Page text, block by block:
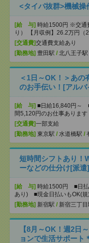
<タイパ抜群>機械操
[給 与] 時給1500円 ※交通
り） 【月収例】26.2万円（
[交通費]交通費支給あり
[勤務地] 豊田駅 / 北八王子駅
＜1日～OK！＞あの
のお手伝い！[アルバ
[給 与] ■日給16,840円～
間5,120円のお仕事あります
[交通費]一部支給
[勤務地] 東京駅 / 水道橋駅 /
短時間シフトあり！
ーなどの仕分け[派遣]
[給 与] 時給1500円 ■日払
あり) ■現金日払いもOK(規
[勤務地] 新宿駅 / 新宿三丁目
【8月～OK！週2日
ョンで生活サポート